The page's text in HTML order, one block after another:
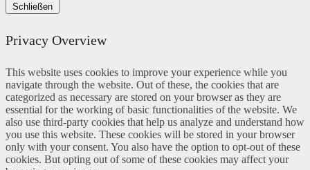
Schließen
Privacy Overview
This website uses cookies to improve your experience while you
navigate through the website. Out of these, the cookies that are
categorized as necessary are stored on your browser as they are
essential for the working of basic functionalities of the website. We
also use third-party cookies that help us analyze and understand how
you use this website. These cookies will be stored in your browser
only with your consent. You also have the option to opt-out of these
cookies. But opting out of some of these cookies may affect your